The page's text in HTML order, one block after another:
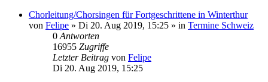
Chorleitung/Chorsingen für Fortgeschrittene in Winterthur
von Felipe » Di 20. Aug 2019, 15:25 » in Termine Schweiz
0 Antworten
16955 Zugriffe
Letzter Beitrag von Felipe
Di 20. Aug 2019, 15:25